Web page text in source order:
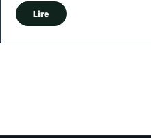
Lire